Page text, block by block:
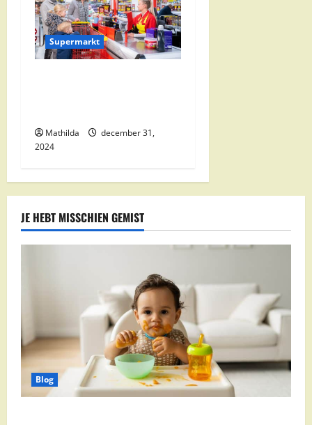
Supermarkt
Mathilda
december 31,
2024
JE HEBT MISSCHIEN GEMIST
Blog